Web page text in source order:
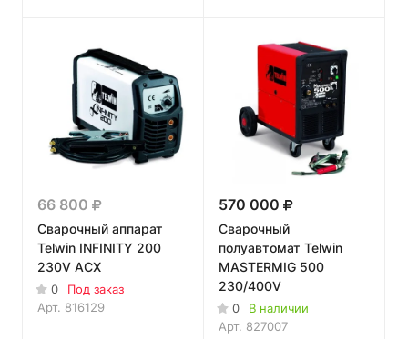
66 800
Сварочный аппарат
Telwin INFINITY 200
230V ACX
0
Под заказ
Арт. 816129
570 000
Сварочный
полуавтомат Telwin
MASTERMIG 500
230/400V
0
В наличии
Арт. 827007